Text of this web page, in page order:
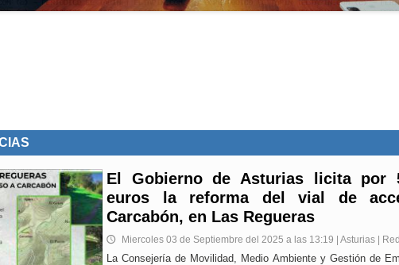
El Gobierno de Asturias licita por
euros la reforma del vial de
Carcabón, en Las Regueras
🕔 Miercoles 03 de Septiembre del 2025 a las 13:19 | Asturias |
La Consejería de Movilidad, Medio Ambiente y Gestión de